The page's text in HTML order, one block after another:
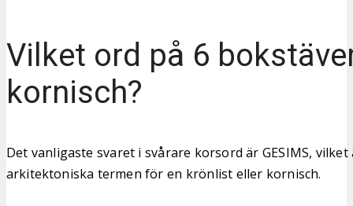
Vilket ord på 6
kornisch?
Det vanligaste svaret i svårare korsord är GESIMS, vilket
arkitektoniska termen för en krönlist eller kornisch.